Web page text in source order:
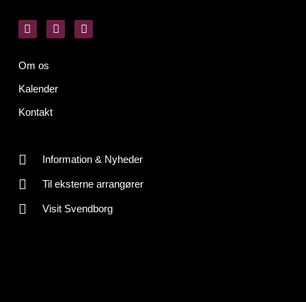
Om os
Kalender
Kontakt
Information & Nyheder
Til eksterne arrangører
Visit Svendborg